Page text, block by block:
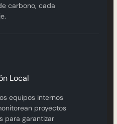
carbono, cada
Local
equipos internos
proyectos
para garantizar